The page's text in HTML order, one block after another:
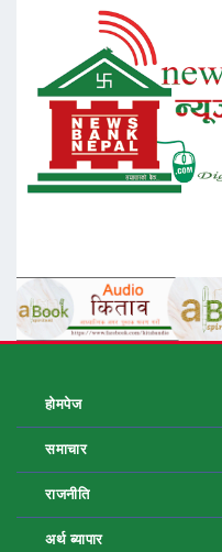
होमपेज
समाचार
राजनीति
अर्थ ब्यापार